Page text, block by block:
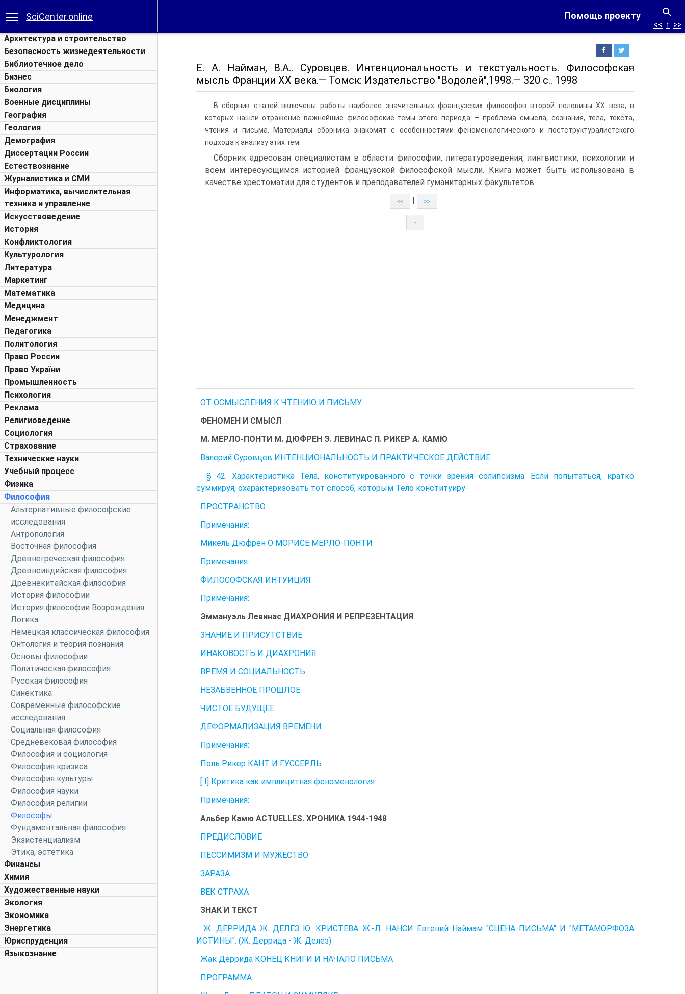
Помощь проекту
SciCenter.online
Архитектура и строительство
Безопасность жизнедеятельности
Библиотечное дело
Бизнес
Биология
Военные дисциплины
География
Геология
Демография
Диссертации России
Естествознание
Журналистика и СМИ
Информатика, вычислительная
техника и управление
Искусствоведение
История
Конфликтология
Культурология
Литература
Маркетинг
Математика
Медицина
Менеджмент
Педагогика
Политология
Право России
Право України
Промышленность
Психология
Реклама
Религиоведение
Социология
Страхование
Технические науки
Учебный процесс
Физика
Философия
Альтернативные философские
исследования
Антропология
Восточная философия
Древнегреческая философия
Древнеиндийская философия
Древнекитайская философия
История философии
История философии Возрождения
Логика
Немецкая классическая философия
Онтология и теория познания
Основы философии
Политическая философия
Русская философия
Синектика
Современные философские
исследования
Социальная философия
Средневековая философия
Философия и социология
Философия кризиса
Философия культуры
Философия науки
Философия религии
Философы
Фундаментальная философия
Экзистенциализм
Этика, эстетика
Финансы
Химия
Художественные науки
Экология
Экономика
Энергетика
Юриспруденция
Языкознание
<< ↑ >>
Е. А. Найман, В.А.. Суровцев. Интенциональность и текстуальность. Философская
мысль Франции XX века.— Томск: Издательство "Водолей",1998.— 320 с.. 1998
В сборник статей включены работы наиболее значительных французских философов второй половины XX века, в
которых нашли отражение важнейшие философские темы этого периода — проблема смысла, сознания, тела, текста,
чтения и письма. Материалы сборника знакомят с особенностями феноменологического и постструктуралистского
подхода к анализу этих тем.
Сборник адресован специалистам в области философии, литературоведения, лингвистики, психологии и
всем интересующимся историей французской философской мысли. Книга может быть использована в
качестве хрестоматии для студентов и преподавателей гуманитарных факультетов.
<< >>
↑
ОТ ОСМЫСЛЕНИЯ К ЧТЕНИЮ И ПИСЬМУ
ФЕНОМЕН И СМЫСЛ
М. МЕРЛО-ПОНТИ М. ДЮФРЕН Э. ЛЕВИНАС П. РИКЕР А. КАМЮ
Валерий Суровцев ИНТЕНЦИОНАЛЬНОСТЬ И ПРАКТИЧЕСКОЕ ДЕЙСТВИЕ
§ 42. Характеристика Тела, конституированного с точки зрения солипсизма. Если попытаться, кратко
суммируя, охарактеризовать тот способ, которым Тело конституиру-
ПРОСТРАНСТВО
Примечания:
Микель Дюфрен О МОРИСЕ МЕРЛО-ПОНТИ
Примечания:
ФИЛОСОФСКАЯ ИНТУИЦИЯ
Примечания:
Эммануэль Левинас ДИАХРОНИЯ И РЕПРЕЗЕНТАЦИЯ
ЗНАНИЕ И ПРИСУТСТВИЕ
ИНАКОВОСТЬ И ДИАХРОНИЯ
ВРЕМЯ И СОЦИАЛЬНОСТЬ
НЕЗАБВЕННОЕ ПРОШЛОЕ
ЧИСТОЕ БУДУЩЕЕ
ДЕФОРМАЛИЗАЦИЯ ВРЕМЕНИ
Примечания:
Поль Рикер КАНТ И ГУССЕРЛЬ
[ I] Критика как имплицитная феноменология
Примечания:
Альбер Камю ACTUELLES. ХРОНИКА 1944-1948
ПРЕДИСЛОВИЕ
ПЕССИМИЗМ И МУЖЕСТВО
ЗАРАЗА
ВЕК СТРАХА
ЗНАК И ТЕКСТ
Ж. ДЕРРИДА Ж. ДЕЛЕЗ Ю. КРИСТЕВА Ж.-Л. НАНСИ Евгений Наймам "СЦЕНА ПИСЬМА" И "МЕТАМОРФОЗА
ИСТИНЫ": (Ж. Деррида - Ж. Делез)
Жак Деррида КОНЕЦ КНИГИ И НАЧАЛО ПИСЬМА
ПРОГРАММА